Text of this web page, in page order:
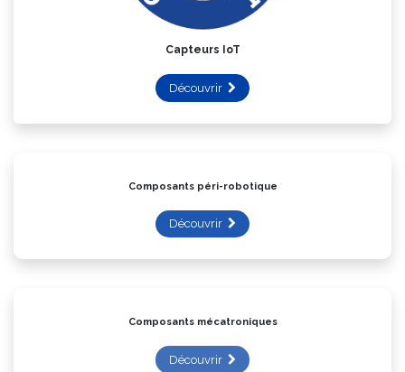
Capteurs IoT
Découvrir
Composants péri-robotique
Découvrir
Composants mécatroniques
Découvrir